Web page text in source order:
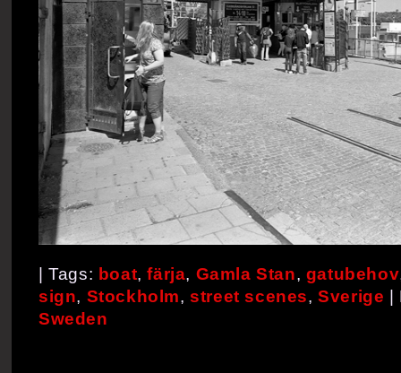
| Tags: boat,färja, Gamla Stan, gatubehov
sign, Stockholm,street scenes,Sverige |
Sweden